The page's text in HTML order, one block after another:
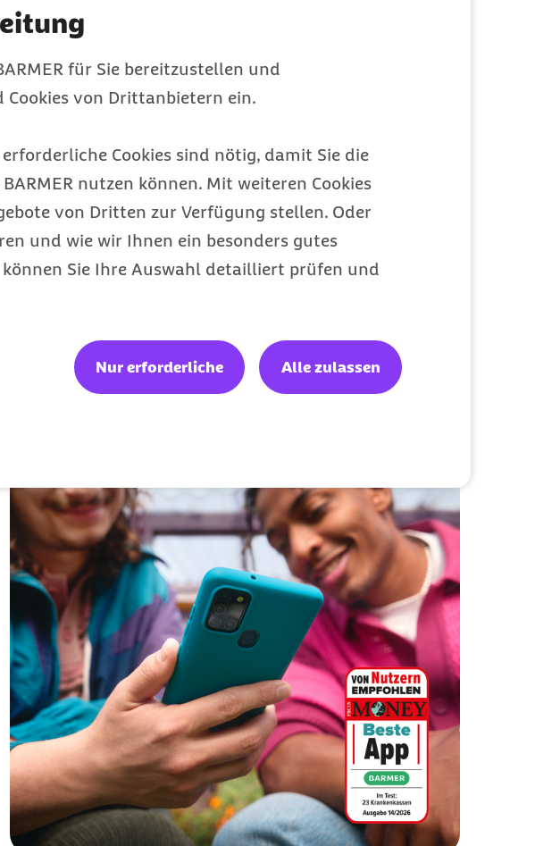
für Sie bereitzustellen und
Cookies von Drittanbietern ein.
Cookies sind nötig, damit Sie die
nutzen können. Mit weiteren Cookies
von Dritten zur Verfügung stellen. Oder
und wie wir Ihnen ein besonders gutes
Sie Ihre Auswahl detailliert prüfen und
Nur erforderliche Alle zulassen
Ein Zugang für alles